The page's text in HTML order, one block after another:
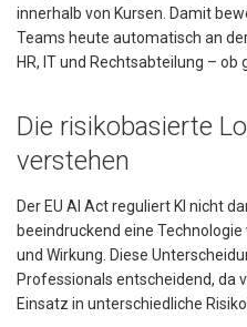
innerhalb von Kursen. Damit
Teams heute automatisch an
HR, IT und Rechtsabteilung – ob
Die risikobasierte
verstehen
Der EU AI Act reguliert KI nicht
beeindruckend eine
und Wirkung. Diese
Professionals entscheidend, da
Einsatz in unterschiedliche